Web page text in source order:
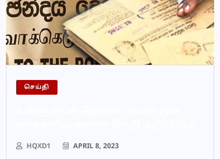
செய்தி
HQXD1 APRIL 8, 2023